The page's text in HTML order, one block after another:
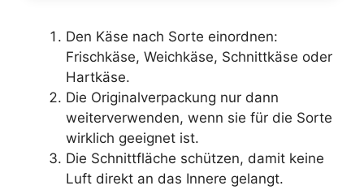
Den Käse nach Sorte einordnen:
Frischkäse, Weichkäse, Schnittkäse oder
Hartkäse.
Die Originalverpackung nur dann
weiterverwenden, wenn sie für die Sorte
wirklich geeignet ist.
Die Schnittfläche schützen, damit keine
Luft direkt an das Innere gelangt.